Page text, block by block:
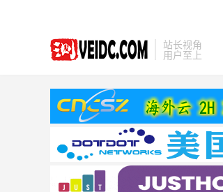
站长视角
用户至上